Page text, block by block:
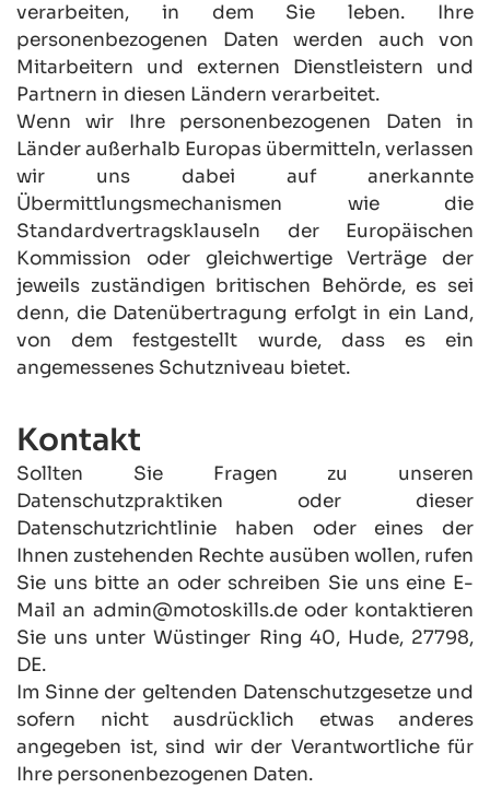
verarbeiten, in dem Sie leben. Ihre
personenbezogenen Daten werden auch von
Mitarbeitern und externen Dienstleistern und
Partnern in diesen Ländern verarbeitet.
Wenn wir Ihre personenbezogenen Daten in
Länder außerhalb Europas übermitteln, verlassen
wir uns dabei auf anerkannte
Übermittlungsmechanismen wie die
Standardvertragsklauseln der Europäischen
Kommission oder gleichwertige Verträge der
jeweils zuständigen britischen Behörde, es sei
denn, die Datenübertragung erfolgt in ein Land,
von dem festgestellt wurde, dass es ein
angemessenes Schutzniveau bietet.
Kontakt
Sollten Sie Fragen zu unseren
Datenschutzpraktiken oder dieser
Datenschutzrichtlinie haben oder eines der
Ihnen zustehenden Rechte ausüben wollen, rufen
Sie uns bitte an oder schreiben Sie uns eine E-
Mail an admin@motoskills.de oder kontaktieren
Sie uns unter Wüstinger Ring 40, Hude, 27798,
DE.
Im Sinne der geltenden Datenschutzgesetze und
sofern nicht ausdrücklich etwas anderes
angegeben ist, sind wir der Verantwortliche für
Ihre personenbezogenen Daten.